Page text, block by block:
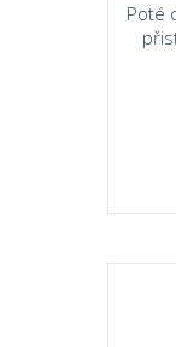
Poté